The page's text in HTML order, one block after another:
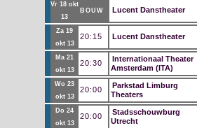
vr 18 okt
13
BOUW Lucent Danstheater
za 19
okt 13
20:15 Lucent Danstheater
ma 21
okt 13
20:30
Internationaal Theater
Amsterdam (ITA)
wo 23
okt 13
20:00
Parkstad Limburg
Theaters
do 24
okt 13
20:00
Stadsschouwburg
Utrecht